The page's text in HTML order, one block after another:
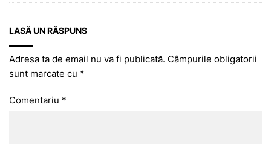
LASĂ UN RĂSPUNS
Adresa ta de email nu va fi publicată. Câmpurile obligatorii
sunt marcate cu *
Comentariu *